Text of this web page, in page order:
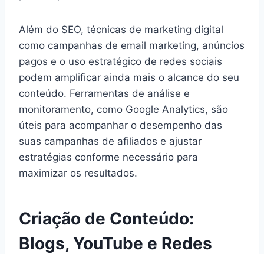
Além do SEO, técnicas de marketing digital
como campanhas de email marketing, anúncios
pagos e o uso estratégico de redes sociais
podem amplificar ainda mais o alcance do seu
conteúdo. Ferramentas de análise e
monitoramento, como Google Analytics, são
úteis para acompanhar o desempenho das
suas campanhas de afiliados e ajustar
estratégias conforme necessário para
maximizar os resultados.
Criação de Conteúdo:
Blogs, YouTube e Redes